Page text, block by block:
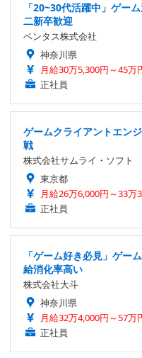
「20~30代活躍中」ゲー
二新卒歓迎
ベンタス株式会社
神奈川県
月給30万5,300円～45万
正社員
ゲームクライアントエン
戦
株式会社サムライ・ソフト
東京都
月給26万6,000円～33万
正社員
「ゲーム好き必見」ゲー
給消化率高い
株式会社大斗
神奈川県
月給32万4,000円～57万
正社員